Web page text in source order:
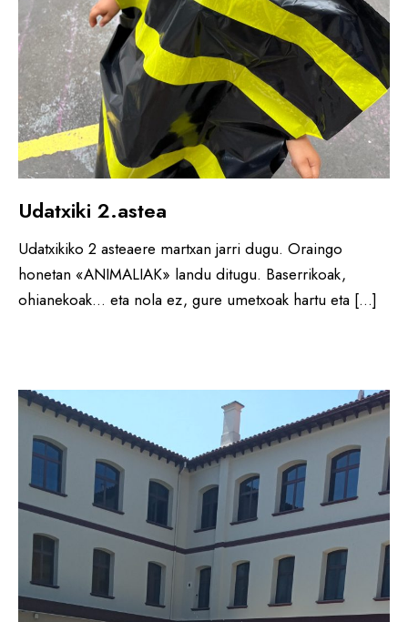
Udatxiki 2.astea
Udatxikiko 2 asteaere martxan jarri dugu. Oraingo
honetan «ANIMALIAK» landu ditugu. Baserrikoak,
ohianekoak… eta nola ez, gure umetxoak hartu eta […]